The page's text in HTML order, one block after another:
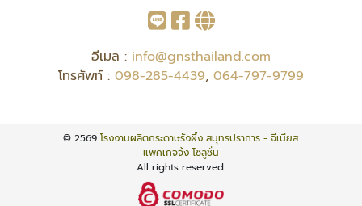
อีเมล : info@gnsthailand.com
โทรศัพท์ : 098-285-4439, 064-797-9799
© 2569โรงงานผลิตกระดาษรังผึ้ง สมุทรปราการ - จีเนียส
แพคเกจจิ้ง โซลูชั่น
All rights reserved.